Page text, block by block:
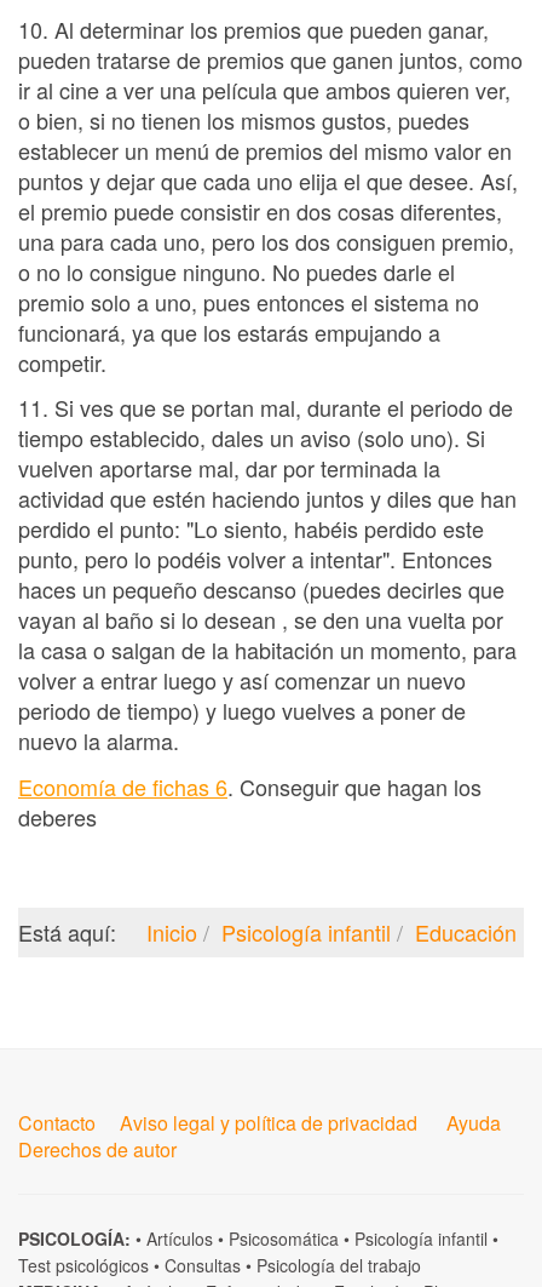
10. Al determinar los premios que pueden ganar,
pueden tratarse de premios que ganen juntos, como
ir al cine a ver una película que ambos quieren ver,
o bien, si no tienen los mismos gustos, puedes
establecer un menú de premios del mismo valor en
puntos y dejar que cada uno elija el que desee. Así,
el premio puede consistir en dos cosas diferentes,
una para cada uno, pero los dos consiguen premio,
o no lo consigue ninguno. No puedes darle el
premio solo a uno, pues entonces el sistema no
funcionará, ya que los estarás empujando a
competir.
11. Si ves que se portan mal, durante el periodo de
tiempo establecido, dales un aviso (solo uno). Si
vuelven aportarse mal, dar por terminada la
actividad que estén haciendo juntos y diles que han
perdido el punto: "Lo siento, habéis perdido este
punto, pero lo podéis volver a intentar". Entonces
haces un pequeño descanso (puedes decirles que
vayan al baño si lo desean , se den una vuelta por
la casa o salgan de la habitación un momento, para
volver a entrar luego y así comenzar un nuevo
periodo de tiempo) y luego vuelves a poner de
nuevo la alarma.
Economía de fichas 6. Conseguir que hagan los
deberes
Está aquí: Inicio Psicología infantil Educación
Contacto Aviso legal y política de privacidad
Ayuda
Derechos de autor
PSICOLOGÍA: • Artículos • Psicosomática • Psicología infantil •
Test psicológicos • Consultas • Psicología del trabajo